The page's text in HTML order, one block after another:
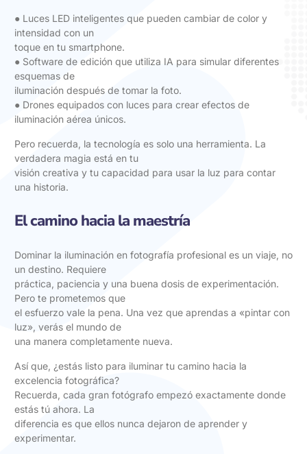
● Luces LED inteligentes que pueden cambiar de color y
intensidad con un
toque en tu smartphone.
● Software de edición que utiliza IA para simular diferentes
esquemas de
iluminación después de tomar la foto.
● Drones equipados con luces para crear efectos de
iluminación aérea únicos.
Pero recuerda, la tecnología es solo una herramienta. La
verdadera magia está en tu
visión creativa y tu capacidad para usar la luz para contar
una historia.
El camino hacia la maestría
Dominar la iluminación en fotografía profesional es un viaje, no
un destino. Requiere
práctica, paciencia y una buena dosis de experimentación.
Pero te prometemos que
el esfuerzo vale la pena. Una vez que aprendas a «pintar con
luz», verás el mundo de
una manera completamente nueva.
Así que, ¿estás listo para iluminar tu camino hacia la
excelencia fotográfica?
Recuerda, cada gran fotógrafo empezó exactamente donde
estás tú ahora. La
diferencia es que ellos nunca dejaron de aprender y
experimentar.